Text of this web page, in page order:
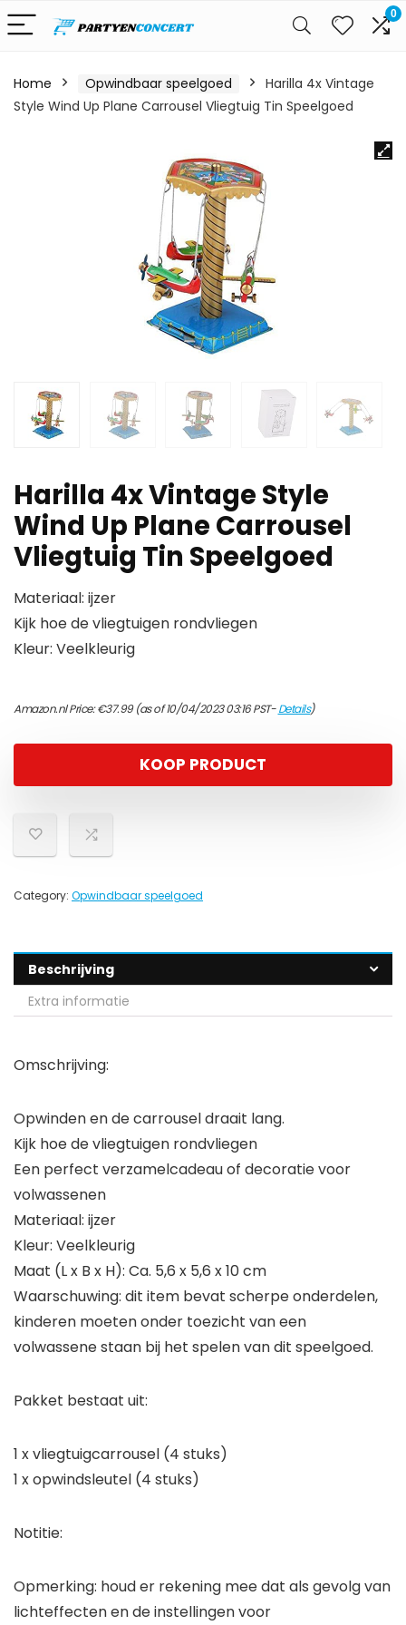
0
Home Opwindbaar speelgoed
Harilla 4x Vintage
Style Wind Up Plane Carrousel Vliegtuig Tin Speelgoed
Harilla 4x Vintage Style
Wind Up Plane Carrousel
Vliegtuig Tin Speelgoed
Materiaal: ijzer
Kijk hoe de vliegtuigen rondvliegen
Kleur: Veelkleurig
Amazon.nl Price:€37.99(as of 10/04/2023 03:16 PST-Details)
KOOP PRODUCT
Category: Opwindbaar speelgoed
Beschrijving
Extra informatie
Omschrijving:
Opwinden en de carrousel draait lang.
Kijk hoe de vliegtuigen rondvliegen
Een perfect verzamelcadeau of decoratie voor
volwassenen
Materiaal: ijzer
Kleur: Veelkleurig
Maat (L x B x H): Ca. 5,6 x 5,6 x 10 cm
Waarschuwing: dit item bevat scherpe onderdelen,
kinderen moeten onder toezicht van een
volwassene staan ​​bij het spelen van dit speelgoed.
Pakket bestaat uit:
1 x vliegtuigcarrousel (4 stuks)
1 x opwindsleutel (4 stuks)
Notitie:
Opmerking: houd er rekening mee dat als gevolg van
lichteffecten en de instellingen voor